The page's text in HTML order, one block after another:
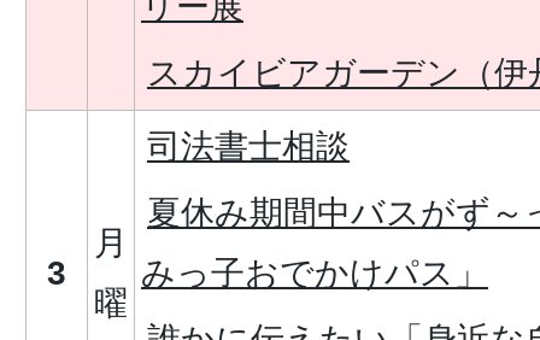
スカイビアガーデン（
3
月
曜
司法書士相談
夏休み期間中バスがず～
みっ子おでかけパス」